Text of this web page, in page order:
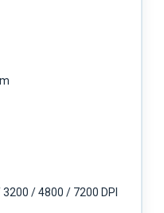
/ 4800 / 7200 DPI